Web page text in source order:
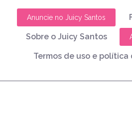
Anuncie no Juicy Santos
Sobre o Juicy Santos
Termos de uso e